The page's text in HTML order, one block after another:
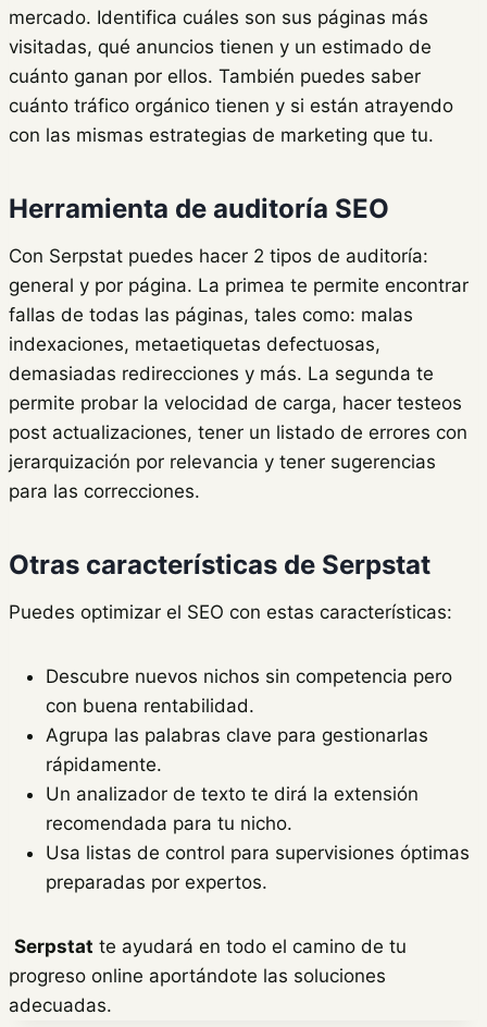
mercado. Identifica cuáles son sus páginas más
visitadas, qué anuncios tienen y un estimado de
cuánto ganan por ellos. También puedes saber
cuánto tráfico orgánico tienen y si están atrayendo
con las mismas estrategias de marketing que tu.
Herramienta de auditoría SEO
Con Serpstat puedes hacer 2 tipos de auditoría:
general y por página. La primea te permite encontrar
fallas de todas las páginas, tales como: malas
indexaciones, metaetiquetas defectuosas,
demasiadas redirecciones y más. La segunda te
permite probar la velocidad de carga, hacer testeos
post actualizaciones, tener un listado de errores con
jerarquización por relevancia y tener sugerencias
para las correcciones.
Otras características de Serpstat
Puedes optimizar el SEO con estas características:
Descubre nuevos nichos sin competencia pero
con buena rentabilidad.
Agrupa las palabras clave para gestionarlas
rápidamente.
Un analizador de texto te dirá la extensión
recomendada para tu nicho.
Usa listas de control para supervisiones óptimas
preparadas por expertos.
Serpstat te ayudará en todo el camino de tu
progreso online aportándote las soluciones
adecuadas.